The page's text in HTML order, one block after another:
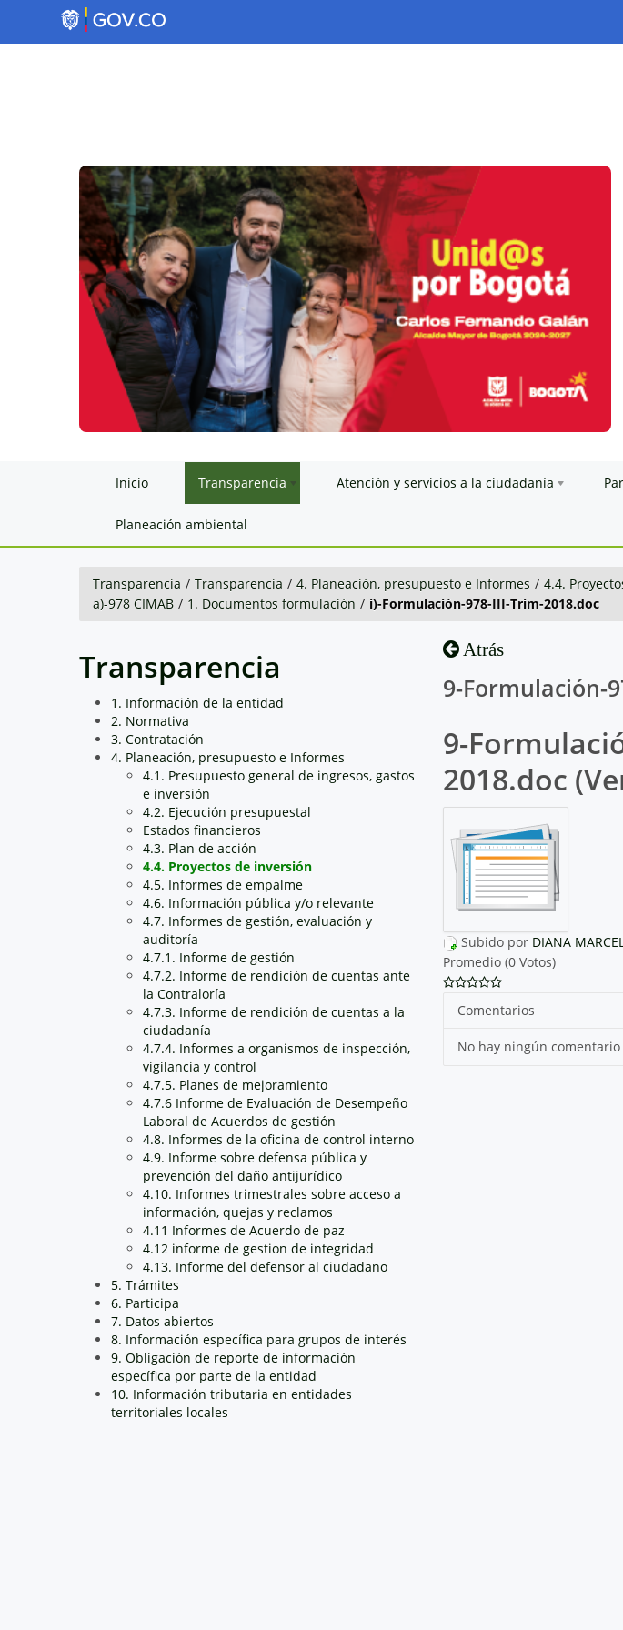
Inicio Transparencia Atención y servicios a la ciudadanía
Planeación ambiental
Transparencia / Transparencia / 4. Planeación, presupuesto e Informes / 4.4.
a)-978 CIMAB / 1. Documentos formulación / i)-Formulación-978-III-Trim-2018.doc
Transparencia
1. Información de la entidad
2. Normativa
3. Contratación
4. Planeación, presupuesto e Informes
4.1. Presupuesto general de ingresos, gastos
e inversión
4.2. Ejecución presupuestal
Estados financieros
4.3. Plan de acción
4.4. Proyectos de inversión
4.5. Informes de empalme
4.6. Información pública y/o relevante
4.7. Informes de gestión, evaluación y
auditoría
4.7.1. Informe de gestión
4.7.2. Informe de rendición de cuentas ante
la Contraloría
4.7.3. Informe de rendición de cuentas a la
ciudadanía
4.7.4. Informes a organismos de inspección,
vigilancia y control
4.7.5. Planes de mejoramiento
4.7.6 Informe de Evaluación de Desempeño
Laboral de Acuerdos de gestión
4.8. Informes de la oficina de control interno
4.9. Informe sobre defensa pública y
prevención del daño antijurídico
4.10. Informes trimestrales sobre acceso a
información, quejas y reclamos
4.11 Informes de Acuerdo de paz
4.12 informe de gestion de integridad
4.13. Informe del defensor al ciudadano
5. Trámites
6. Participa
7. Datos abiertos
8. Información específica para grupos de interés
9. Obligación de reporte de información
específica por parte de la entidad
10. Información tributaria en entidades
territoriales locales
Atrás
9-Formulación-
9-
2018.doc
Subido por DIANA
Promedio (0 Votos)
Comentarios
No hay ningún comentario